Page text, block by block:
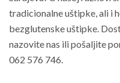
tradicionalne uštipke, ali i
bezglutenske uštipke.
nazovite nas ili pošaljite
062 576 746.